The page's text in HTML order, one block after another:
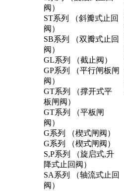
阀）
ST系列 （斜瓣式止回
阀）
SB系列 （双瓣式止回
阀）
GL系列 （截止阀）
GP系列 （平行闸板闸
阀）
GT系列 （撑开式平
板闸阀）
GT系列 （平板闸
阀）
G系列 （楔式闸阀）
G系列 （楔式闸阀）
S,P系列 （旋启式,升
降式止回阀）
SA系列 （轴流式止回
阀）